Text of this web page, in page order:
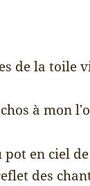
de la toile
à mon
pot en ciel
des